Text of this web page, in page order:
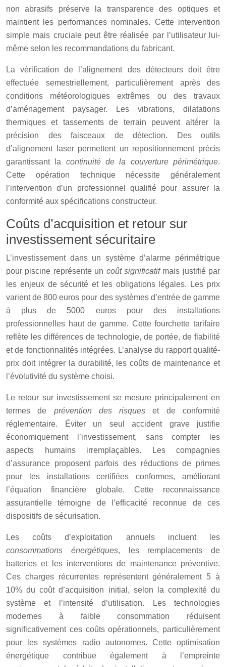
non abrasifs préserve la transparence des optiques et
maintient les performances nominales. Cette intervention
simple mais cruciale peut être réalisée par l’utilisateur lui-
même selon les recommandations du fabricant.
La vérification de l’alignement des détecteurs doit être
effectuée semestriellement, particulièrement après des
conditions météorologiques extrêmes ou des travaux
d’aménagement paysager. Les vibrations, dilatations
thermiques et tassements de terrain peuvent altérer la
précision des faisceaux de détection. Des outils
d’alignement laser permettent un repositionnement précis
garantissant la continuité de la couverture périmétrique.
Cette opération technique nécessite généralement
l’intervention d’un professionnel qualifié pour assurer la
conformité aux spécifications constructeur.
Coûts d’acquisition et retour sur
investissement sécuritaire
L’investissement dans un système d’alarme périmétrique
pour piscine représente un coût significatifmais justifié par
les enjeux de sécurité et les obligations légales. Les prix
varient de 800 euros pour des systèmes d’entrée de gamme
à plus de 5000 euros pour des installations
professionnelles haut de gamme. Cette fourchette tarifaire
reflète les différences de technologie, de portée, de fiabilité
et de fonctionnalités intégrées. L’analyse du rapport qualité-
prix doit intégrer la durabilité, les coûts de maintenance et
l’évolutivité du système choisi.
Le retour sur investissement se mesure principalement en
termes de prévention des risques et de conformité
réglementaire. Éviter un seul accident grave justifie
économiquement l’investissement, sans compter les
aspects humains irremplaçables. Les compagnies
d’assurance proposent parfois des réductions de primes
pour les installations certifiées conformes, améliorant
l’équation financière globale. Cette reconnaissance
assurantielle témoigne de l’efficacité reconnue de ces
dispositifs de sécurisation.
Les coûts d’exploitation annuels incluent les
consommations énergétiques, les remplacements de
batteries et les interventions de maintenance préventive.
Ces charges récurrentes représentent généralement 5 à
10% du coût d’acquisition initial, selon la complexité du
système et l’intensité d’utilisation. Les technologies
modernes à faible consommation réduisent
significativement ces coûts opérationnels, particulièrement
pour les systèmes radio autonomes. Cette optimisation
énergétique contribue également à l’empreinte